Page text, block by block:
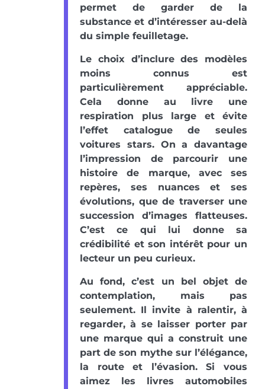
permet de garder de la
substance et d’intéresser au-delà
du simple feuilletage.
Le choix d’inclure des modèles
moins connus est
particulièrement appréciable.
Cela donne au livre une
respiration plus large et évite
l’effet catalogue de seules
voitures stars. On a davantage
l’impression de parcourir une
histoire de marque, avec ses
repères, ses nuances et ses
évolutions, que de traverser une
succession d’images flatteuses.
C’est ce qui lui donne sa
crédibilité et son intérêt pour un
lecteur un peu curieux.
Au fond, c’est un bel objet de
contemplation, mais pas
seulement. Il invite à ralentir, à
regarder, à se laisser porter par
une marque qui a construit une
part de son mythe sur l’élégance,
la route et l’évasion. Si vous
aimez les livres automobiles